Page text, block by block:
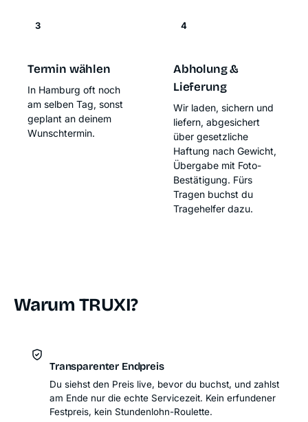
3
Termin wählen
In Hamburg oft noch
am selben Tag, sonst
geplant an deinem
Wunschtermin.
4
Abholung &
Lieferung
Wir laden, sichern und
liefern, abgesichert
über gesetzliche
Haftung nach Gewicht,
Übergabe mit Foto-
Bestätigung. Fürs
Tragen buchst du
Tragehelfer dazu.
Warum TRUXI?
Transparenter Endpreis
Du siehst den Preis live, bevor du buchst, und zahlst
am Ende nur die echte Servicezeit. Kein erfundener
Festpreis, kein Stundenlohn-Roulette.